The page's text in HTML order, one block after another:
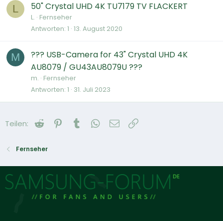
L 50" Crystal UHD 4K TU7179 TV FLACKERT
L. Fernseher
Antworten 1 13. August 2020
M
??? USB-Camera for 43" Crystal UHD 4K
AU8079 / GU43AU8079U ???
m. Fernseher
Antworten 1 31. Juli 2023
Teilen: Reddit Pinterest
Tumblr WhatsApp
E-Mail
Fernseher